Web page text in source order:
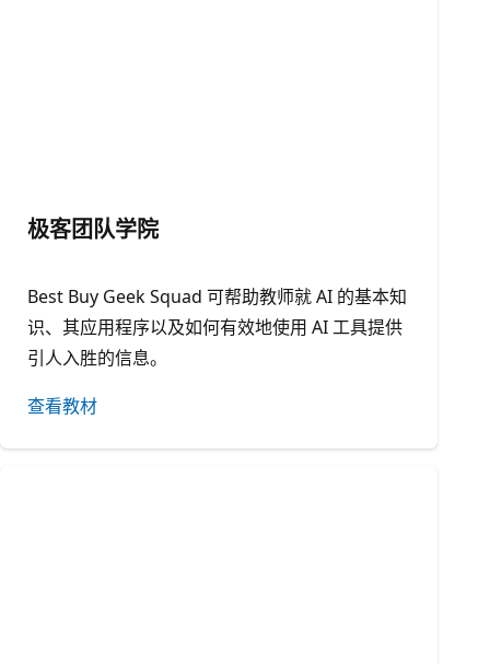
极客团队学院
Best Buy Geek Squad 可帮助教师就 AI 的基本知
识、其应用程序以及如何有效地使用 AI 工具提供
引人入胜的信息。
查看教材